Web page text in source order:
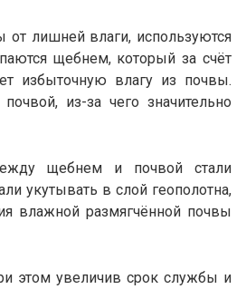
от лишней влаги, используются
щебнем, который за счёт
избыточную влагу из почвы.
из-за чего значительно
щебнем и почвой стали
укутывать в слой геополотна,
влажной размягчённой почвы
этом увеличив срок службы и